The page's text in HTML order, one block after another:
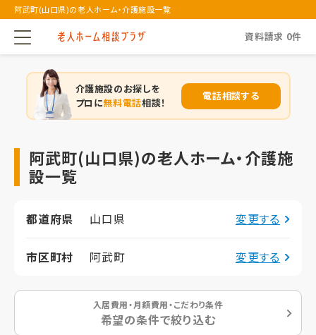
阿武町(山口県)の老人ホーム・介護施設一覧
資料請求 0件
介護施設のお探しを
プロに無料電話相談！
電話相談する
阿武町(山口県)の老人ホーム・介護施
設一覧
都道府県 山口県 変更する
市区町村 阿武町 変更する
入居費用・月額費用・こだわり条件
希望の条件で絞り込む